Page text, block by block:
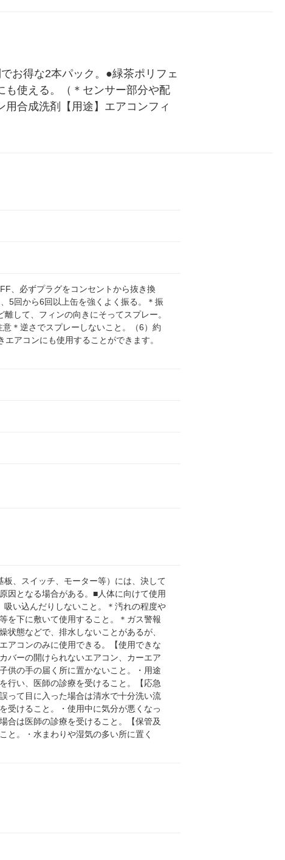
お得な2本パック。●緑茶ポリフェ
も使える。（＊センサー部分や配
合成洗剤【用途】エアコンフィ
、必ずプラグをコンセントから抜き換
5回から6回以上缶を強くよく振る。＊振
して、フィンの向きにそってスプレー。
＊逆さでスプレーしないこと。（6）約
アコンにも使用することができます。
板、スイッチ、モーター等）には、決して
因となる場合がある。■人体に向けて使用
い込んだりしないこと。＊汚れの程度や
を下に敷いて使用すること。＊ガス警報
態などで、排水しないことがあるが、
アコンのみに使用できる。【使用できな
バーの開けられないエアコン、カーエア
供の手の届く所に置かないこと。・用途
行い、医師の診療を受けること。【応急
って目に入った場合は清水で十分洗い流
受けること。・使用中に気分が悪くなっ
合は医師の診療を受けること。【保管及
と。・水まわりや湿気の多い所に置く